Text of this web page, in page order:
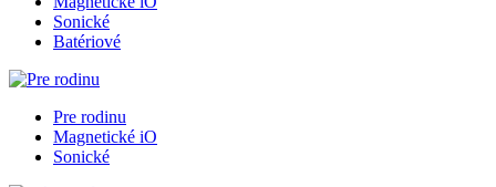
Sonické
Batériové
Pre rodinu
Magnetické iO
Sonické